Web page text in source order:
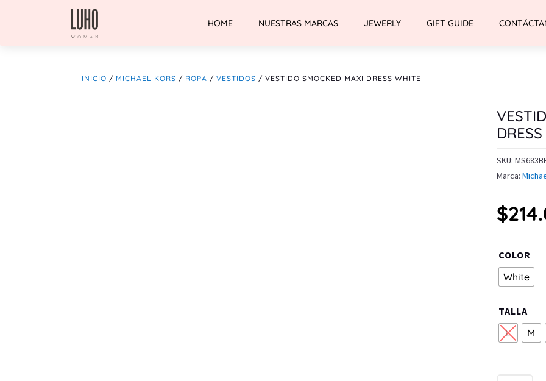
HOME NUESTRAS MARCAS JEWERLY GIFT GUIDE
INICIO / MICHAEL KORS / ROPA /VESTIDOS / VESTIDO SMOCKED MAXI DRESS WHITE
SKU:
Marca:
$
COLOR
White
TALLA
L
M